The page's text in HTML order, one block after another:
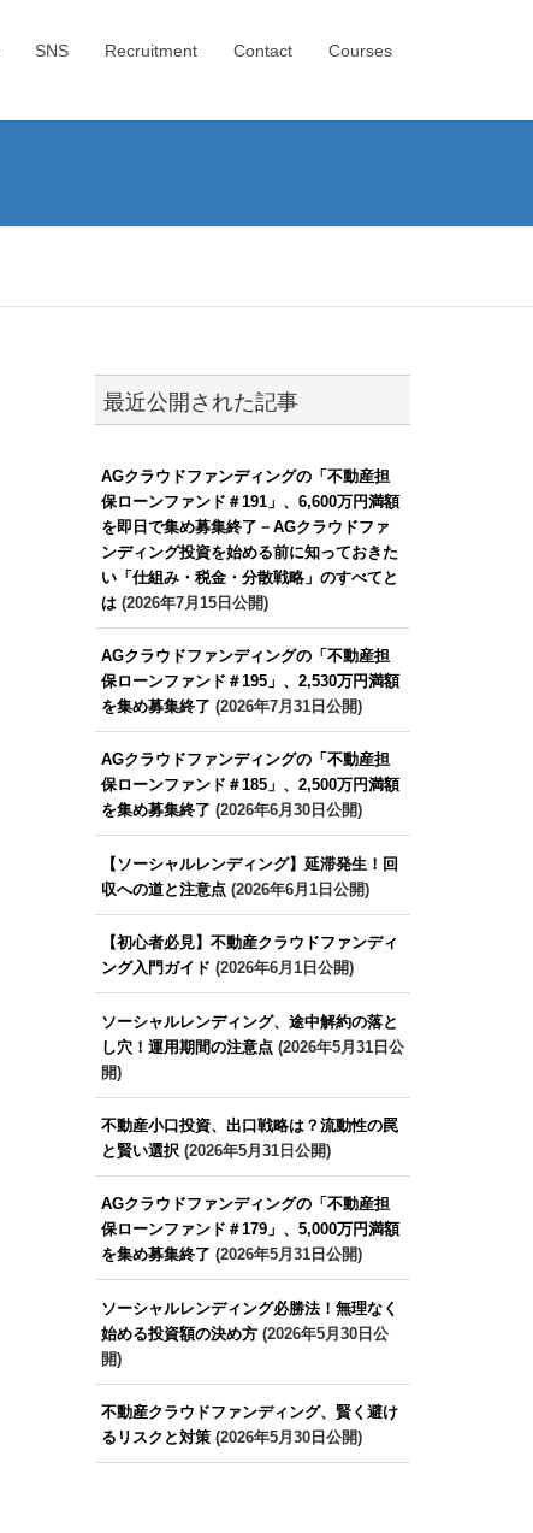
SNS Recruitment Contact Courses
最近公開された記事
AGクラウドファンディングの「不動産担
保ローンファンド＃191」、6,600万円満額
を即日で集め募集終了－AGクラウドファ
ンディング投資を始める前に知っておきた
い「仕組み・税金・分散戦略」のすべてと
は(2026年7月15日公開)
AGクラウドファンディングの「不動産担
保ローンファンド＃195」、2,530万円満額
を集め募集終了 (2026年7月31日公開)
AGクラウドファンディングの「不動産担
保ローンファンド＃185」、2,500万円満額
を集め募集終了 (2026年6月30日公開)
【ソーシャルレンディング】延滞発生！回
収への道と注意点(2026年6月1日公開)
【初心者必見】不動産クラウドファンディ
ング入門ガイド (2026年6月1日公開)
ソーシャルレンディング、途中解約の落と
し穴！運用期間の注意点(2026年5月31日公
開)
不動産小口投資、出口戦略は？流動性の罠
と賢い選択(2026年5月31日公開)
AGクラウドファンディングの「不動産担
保ローンファンド＃179」、5,000万円満額
を集め募集終了 (2026年5月31日公開)
ソーシャルレンディング必勝法！無理なく
始める投資額の決め方(2026年5月30日公
開)
不動産クラウドファンディング、賢く避け
るリスクと対策(2026年5月30日公開)